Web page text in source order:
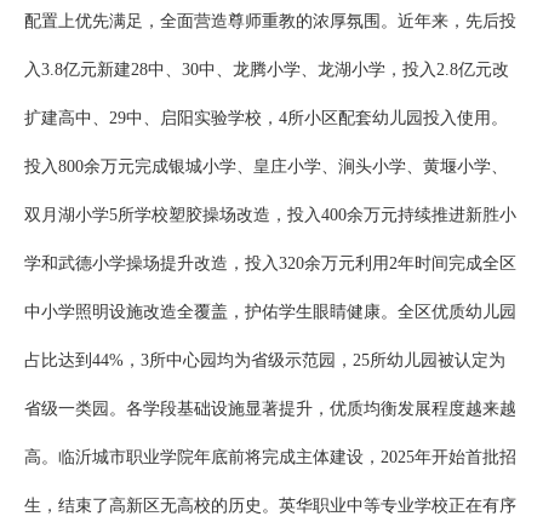
配置上优先满足，全面营造尊师重教的浓厚氛围。近年来，先后投
入3.8亿元新建28中、30中、龙腾小学、龙湖小学，投入2.8亿元改
扩建高中、29中、启阳实验学校，4所小区配套幼儿园投入使用。
投入800余万元完成银城小学、皇庄小学、涧头小学、黄堰小学、
双月湖小学5所学校塑胶操场改造，投入400余万元持续推进新胜小
学和武德小学操场提升改造，投入320余万元利用2年时间完成全区
中小学照明设施改造全覆盖，护佑学生眼睛健康。全区优质幼儿园
占比达到44%，3所中心园均为省级示范园，25所幼儿园被认定为
省级一类园。各学段基础设施显著提升，优质均衡发展程度越来越
高。临沂城市职业学院年底前将完成主体建设，2025年开始首批招
生，结束了高新区无高校的历史。英华职业中等专业学校正在有序